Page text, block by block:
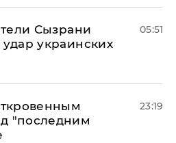
Сызрани
украинских
05:51
"последним
23:19